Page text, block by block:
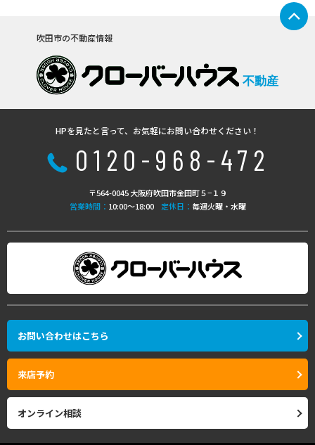
吹田市の不動産情報
不動産
HPを見たと言って、お気軽にお問い合わせください！
0120-968-472
〒564-0045 大阪府吹田市金田町５−１９
営業時間： 10:00〜18:00 定休日： 毎週火曜・水曜
お問い合わせはこちら
来店予約
オンライン相談